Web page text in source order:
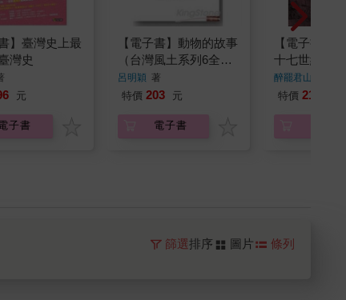
】臺灣史上最
灣史
元
子書
【電子書】動物的故事
（台灣風土系列6全新
修訂版）
呂明穎 著
特價 203 元
電子書
【電子書】
十七世紀中
錄
醉罷君山
特價 210
篩選排序 圖片 條列